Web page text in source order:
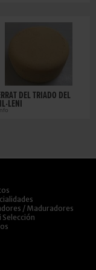
DEL TRIADO DEL
/ Maduradores
Selección